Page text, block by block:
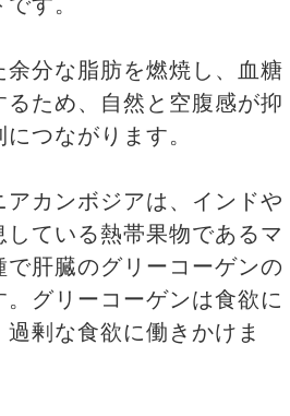
余分な脂肪を燃焼し、血糖
ため、自然と空腹感が抑
つながります。
カンボジアは、インドや
ている熱帯果物であるマ
で肝臓のグリーコーゲンの
グリーコーゲンは食欲に
剰な食欲に働きかけま